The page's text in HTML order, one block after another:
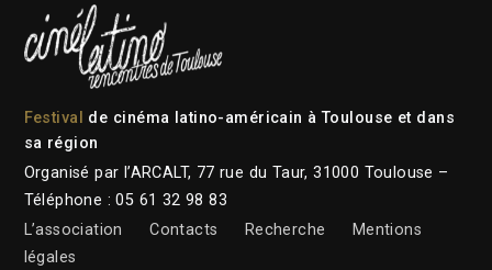
Festival
de cinéma latino-américain à Toulouse et dans
sa région
Organisé par l’ARCALT, 77 rue du Taur, 31000 Toulouse –
Téléphone : 05 61 32 98 83
L’association
Contacts Recherche
Mentions
légales